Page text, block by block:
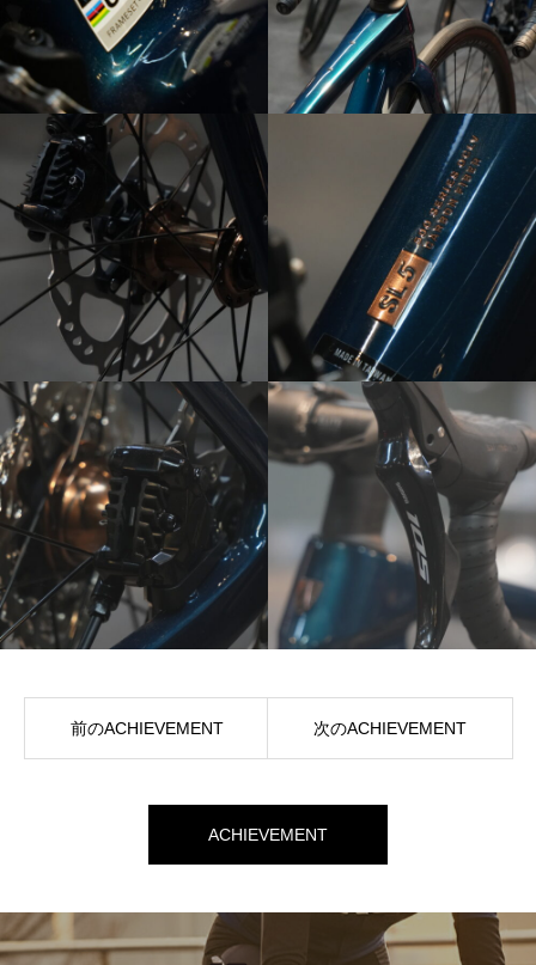
前のACHIEVEMENT 次のACHIEVEMENT
ACHIEVEMENT